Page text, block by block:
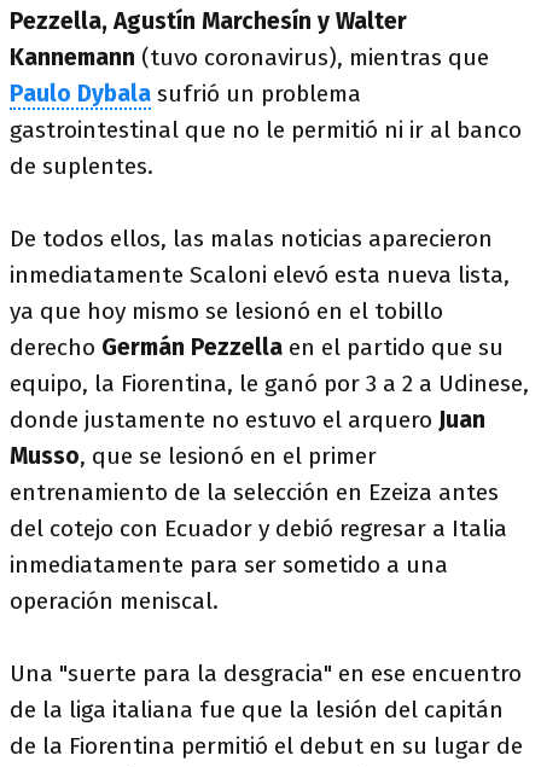
Pezzella, Agustín Marchesín y Walter
Kannemann (tuvo coronavirus), mientras que
Paulo Dybala sufrió un problema
gastrointestinal que no le permitió ni ir al banco
de suplentes.
De todos ellos, las malas noticias aparecieron
inmediatamente Scaloni elevó esta nueva lista,
ya que hoy mismo se lesionó en el tobillo
derecho Germán Pezzella en el partido que su
equipo, la Fiorentina, le ganó por 3 a 2 a Udinese,
donde justamente no estuvo el arquero Juan
Musso, que se lesionó en el primer
entrenamiento de la selección en Ezeiza antes
del cotejo con Ecuador y debió regresar a Italia
inmediatamente para ser sometido a una
operación meniscal.
Una "suerte para la desgracia" en ese encuentro
de la liga italiana fue que la lesión del capitán
de la Fiorentina permitió el debut en su lugar de